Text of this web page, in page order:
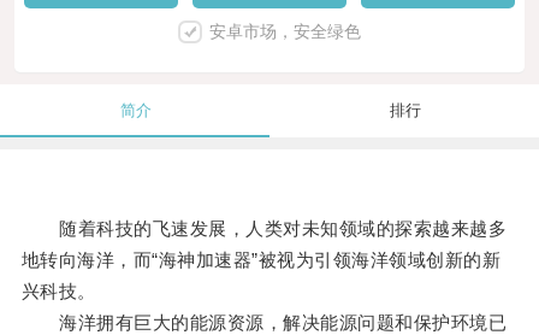
安卓市场，安全绿色
简介 排行
随着科技的飞速发展，人类对未知领域的探索越来越多
地转向海洋，而“海神加速器”被视为引领海洋领域创新的新
兴科技。
海洋拥有巨大的能源资源，解决能源问题和保护环境已